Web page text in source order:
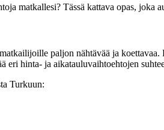
matkallesi? Tässä kattava opas, joka
paljon nähtävää ja
eri hinta- ja aikatauluvaihtoehtojen
Turkuun: